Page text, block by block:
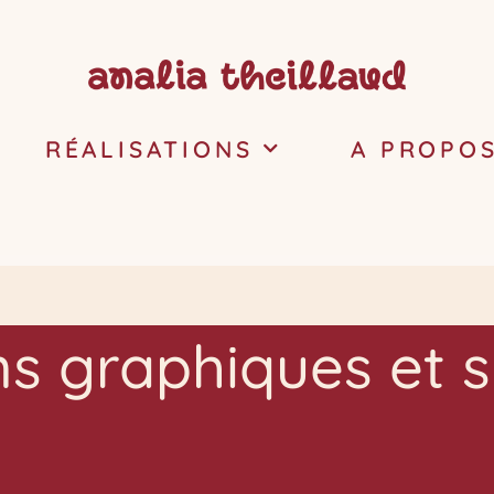
RÉALISATIONS A
graphiques et